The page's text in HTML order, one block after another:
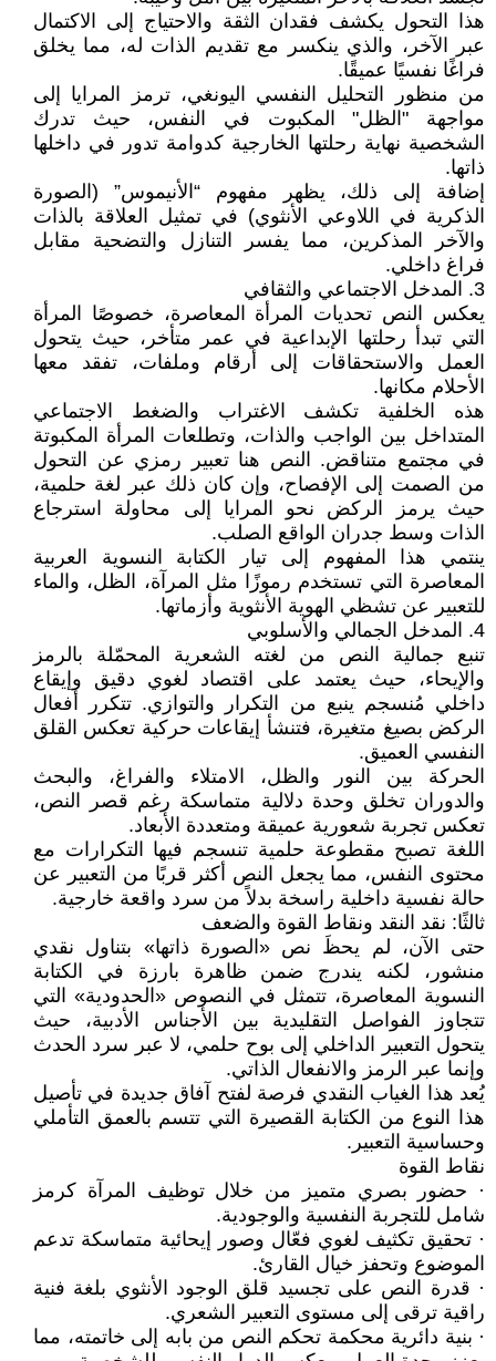
هذا التحول يكشف فقدان الثقة والاحتياج إلى الاكتمال
عبر الآخر، والذي ينكسر مع تقديم الذات له، مما يخلق
فراغًا نفسيًا عميقًا.
من منظور التحليل النفسي اليونغي، ترمز المرايا إلى
مواجهة "الظل" المكبوت في النفس، حيث تدرك
الشخصية نهاية رحلتها الخارجية كدوامة تدور في داخلها
ذاتها.
إضافة إلى ذلك، يظهر مفهوم “الأنيموس” (الصورة
الذكرية في اللاوعي الأنثوي) في تمثيل العلاقة بالذات
والآخر المذكرين، مما يفسر التنازل والتضحية مقابل
فراغ داخلي.
3. المدخل الاجتماعي والثقافي
يعكس النص تحديات المرأة المعاصرة، خصوصًا المرأة
التي تبدأ رحلتها الإبداعية في عمر متأخر، حيث يتحول
العمل والاستحقاقات إلى أرقام وملفات، تفقد معها
الأحلام مكانها.
هذه الخلفية تكشف الاغتراب والضغط الاجتماعي
المتداخل بين الواجب والذات، وتطلعات المرأة المكبوتة
في مجتمع متناقض. النص هنا تعبير رمزي عن التحول
من الصمت إلى الإفصاح، وإن كان ذلك عبر لغة حلمية،
حيث يرمز الركض نحو المرايا إلى محاولة استرجاع
الذات وسط جدران الواقع الصلب.
ينتمي هذا المفهوم إلى تيار الكتابة النسوية العربية
المعاصرة التي تستخدم رموزًا مثل المرآة، الظل، والماء
للتعبير عن تشظي الهوية الأنثوية وأزماتها.
4. المدخل الجمالي والأسلوبي
تنبع جمالية النص من لغته الشعرية المحمّلة بالرمز
والإيحاء، حيث يعتمد على اقتصاد لغوي دقيق وإيقاع
داخلي مُنسجم ينبع من التكرار والتوازي. تتكرر أفعال
الركض بصيغ متغيرة، فتنشأ إيقاعات حركية تعكس القلق
النفسي العميق.
الحركة بين النور والظل، الامتلاء والفراغ، والبحث
والدوران تخلق وحدة دلالية متماسكة رغم قصر النص،
تعكس تجربة شعورية عميقة ومتعددة الأبعاد.
اللغة تصبح مقطوعة حلمية تنسجم فيها التكرارات مع
محتوى النفس، مما يجعل النص أكثر قربًا من التعبير عن
حالة نفسية داخلية راسخة بدلاً من سرد واقعة خارجية.
ثالثًا: نقد النقد ونقاط القوة والضعف
حتى الآن، لم يحظَ نص «الصورة ذاتها» بتناول نقدي
منشور، لكنه يندرج ضمن ظاهرة بارزة في الكتابة
النسوية المعاصرة، تتمثل في النصوص «الحدودية» التي
تتجاوز الفواصل التقليدية بين الأجناس الأدبية، حيث
يتحول التعبير الداخلي إلى بوح حلمي، لا عبر سرد الحدث
وإنما عبر الرمز والانفعال الذاتي.
يُعد هذا الغياب النقدي فرصة لفتح آفاق جديدة في تأصيل
هذا النوع من الكتابة القصيرة التي تتسم بالعمق التأملي
وحساسية التعبير.
نقاط القوة
· حضور بصري متميز من خلال توظيف المرآة كرمز
شامل للتجربة النفسية والوجودية.
· تحقيق تكثيف لغوي فعّال وصور إيحائية متماسكة تدعم
الموضوع وتحفز خيال القارئ.
· قدرة النص على تجسيد قلق الوجود الأنثوي بلغة فنية
راقية ترقى إلى مستوى التعبير الشعري.
· بنية دائرية محكمة تحكم النص من بابه إلى خاتمته، مما